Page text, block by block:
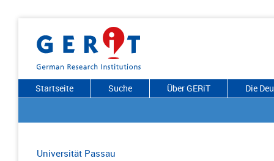
Startseite Suche Über GERiT Die
Universität Passau